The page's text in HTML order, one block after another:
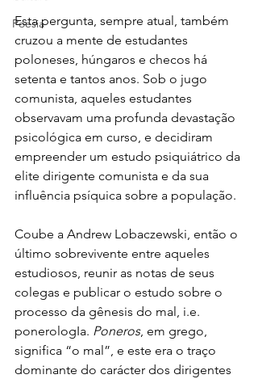
Poesia
Esta pergunta, sempre atual, também
cruzou a mente de estudantes
poloneses, húngaros e checos há
setenta e tantos anos. Sob o jugo
comunista, aqueles estudantes
observavam uma profunda devastação
psicológica em curso, e decidiram
empreender um estudo psiquiátrico da
elite dirigente comunista e da sua
influência psíquica sobre a população.
Coube a Andrew Lobaczewski, então o
último sobrevivente entre aqueles
estudiosos, reunir as notas de seus
colegas e publicar o estudo sobre o
processo da gênesis do mal, i.e.
ponerologIa. Poneros, em grego,
significa “o mal”, e este era o traço
dominante do carácter dos dirigentes